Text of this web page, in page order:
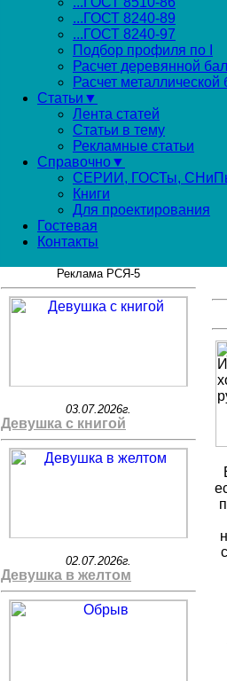
...ГОСТ 8240-89
...ГОСТ 8240-97
Подбор профиля по I
Расчет деревянной
Расчет металлической
Статьи▼
Лента статей
Статьи в тему
Рекламные статьи
Справочно▼
СЕРИИ, ГОСТы, СНиПы
Книги
Для проектирования
Гостевая
Контакты
Реклама РСЯ-5
03.07.2026г.
Девушка с книгой
02.07.2026г.
Девушка в желтом